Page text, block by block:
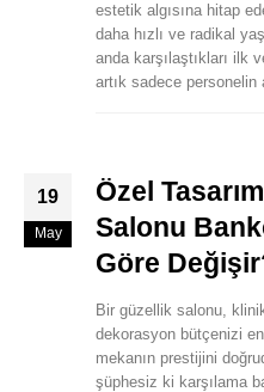
estetik algısına hitap
daha hızlı ve radikal
anda karşılaştıkları ilk
artık sadece personelin
19
May
Özel
Salonu
Göre
Bir güzellik salonu,
dekorasyon bütçenizi
mekanın prestijini
şüphesiz ki karşılama